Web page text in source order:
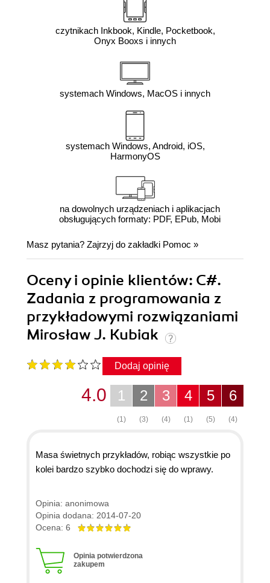
czytnikach Inkbook, Kindle, Pocketbook,
Onyx Booxs i innych
systemach Windows, MacOS i innych
systemach Windows, Android, iOS,
HarmonyOS
na dowolnych urządzeniach i aplikacjach
obsługujących formaty: PDF, EPub, Mobi
Masz pytania? Zajrzyj do zakładki Pomoc »
Oceny i opinie klientów: C#.
Zadania z programowania z
przykładowymi rozwiązaniami
Mirosław J. Kubiak
Dodaj opinię
6
(4)
5
(5)
4
(1)
3
(4)
2
(3)
1
(1)
4.0
Masa świetnych przykładów, robiąc wszystkie po
kolei bardzo szybko dochodzi się do wprawy.
Opinia: anonimowa
Opinia dodana: 2014-07-20
Ocena: 6
Opinia potwierdzona
zakupem